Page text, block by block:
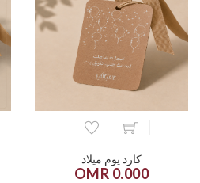
كارد يوم ميلاد
0.000 OMR